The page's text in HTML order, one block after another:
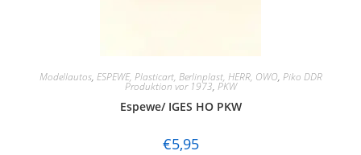
Modellautos, ESPEWE, Plasticart, Berlinplast, HERR, OWO, Piko DDR
Produktion vor 1973, PKW
Espewe/ IGES HO PKW
€5,95